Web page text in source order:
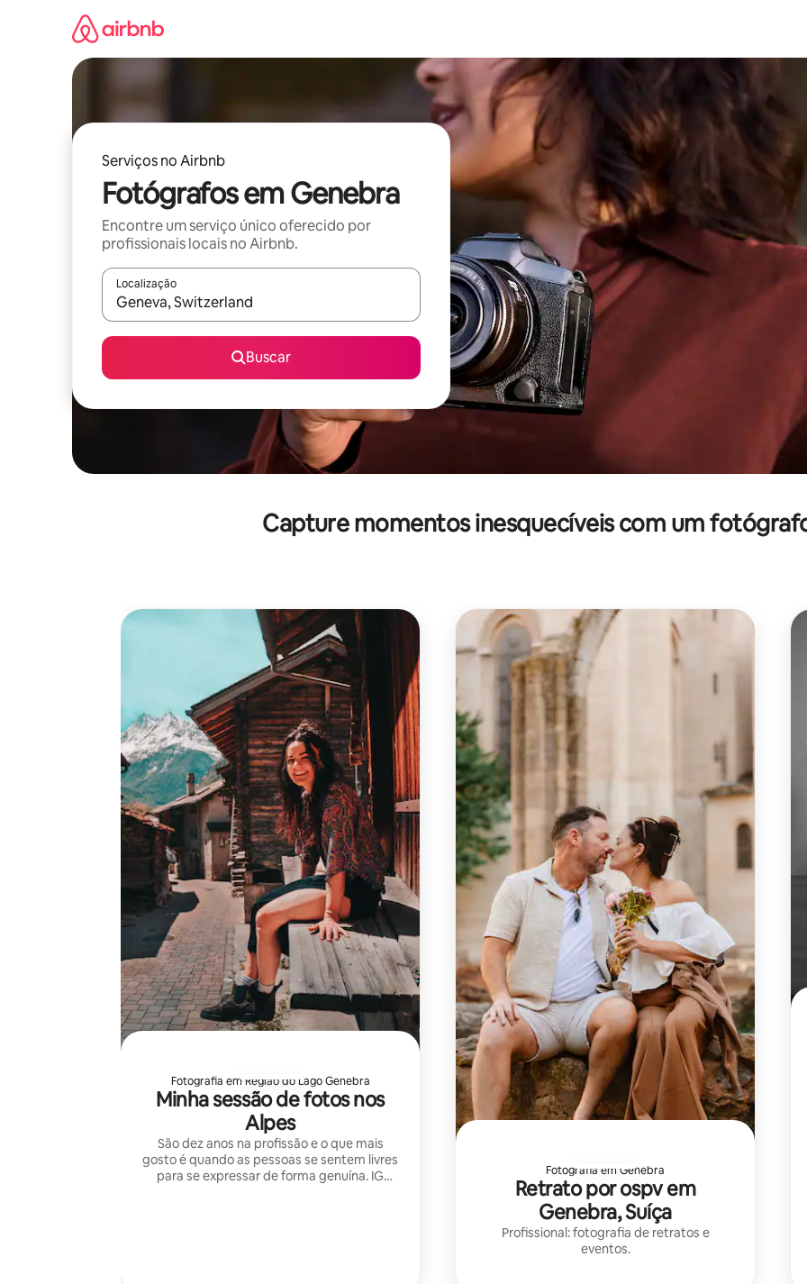
Serviços no Airbnb
Fotógrafos em Genebra
Encontre um serviço único oferecido por
profissionais locais no Airbnb.
Localização
Quando os resultados estiverem disponíveis, explore-os usando as seta para cima e para baixo do teclado ou tocando
Buscar
Capture momentos inesquecíveis com um
Fotografia em Região do Lago Genebra
Minha sessão de fotos nos
Alpes
São dez anos na profissão e o que mais
gosto é quando as pessoas se sentem livres
para se expressar de forma genuína. IG
Fotografia em Genebra
Retrato por ospv em
Genebra, Suíça
Profissional: fotografia de retratos e
eventos.